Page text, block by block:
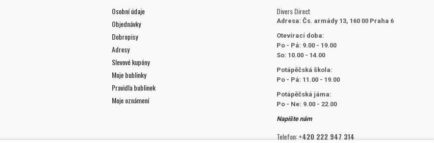
Osobní údaje
Objednávky
Dobropisy
Adresy
Slevové kupóny
Moje bublinky
Pravidla bublinek
Moje oznámení
Divers Direct
Adresa: Čs. armády 13, 160 00 Praha 6
Otevírací doba:
Po - Pá: 9.00 - 19.00
So: 10.00 - 14.00
Potápěčská škola:
Po - Pá: 11.00 - 19.00
Potápěčská jáma:
Po - Ne: 9.00 - 22.00
Napište nám
Telefon:+420 222 947 314